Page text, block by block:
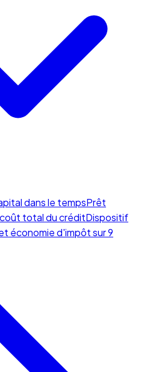
dans le tempsPrêt
total du créditDispositif
économie d'impôt sur 9